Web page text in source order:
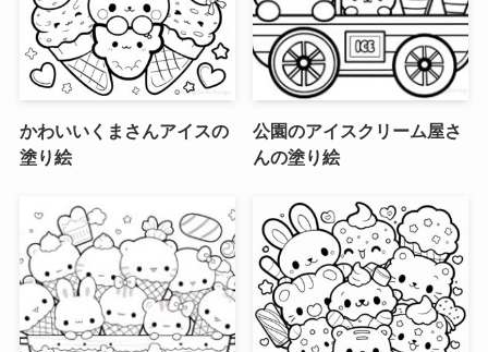
かわいいくまさんアイスの
塗り絵
公園のアイスクリーム屋さ
んの塗り絵